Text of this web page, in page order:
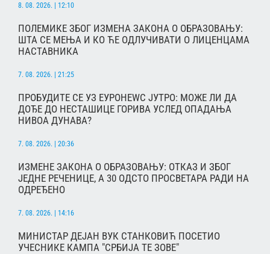
8. 08. 2026. | 12:10
ПОЛЕМИКЕ ЗБОГ ИЗМЕНА ЗАКОНА О ОБРАЗОВАЊУ:
ШТА СЕ МЕЊА И КО ЋЕ ОДЛУЧИВАТИ О ЛИЦЕНЦАМА
НАСТАВНИКА
7. 08. 2026. | 21:25
ПРОБУДИТЕ СЕ УЗ ЕУРОНЕWС ЈУТРО: МОЖЕ ЛИ ДА
ДОЂЕ ДО НЕСТАШИЦЕ ГОРИВА УСЛЕД ОПАДАЊА
НИВОА ДУНАВА?
7. 08. 2026. | 20:36
ИЗМЕНЕ ЗАКОНА О ОБРАЗОВАЊУ: ОТКАЗ И ЗБОГ
ЈЕДНЕ РЕЧЕНИЦЕ, А 30 ОДСТО ПРОСВЕТАРА РАДИ НА
ОДРЕЂЕНО
7. 08. 2026. | 14:16
МИНИСТАР ДЕЈАН ВУК СТАНКОВИЋ ПОСЕТИО
УЧЕСНИКЕ КАМПА "СРБИЈА ТЕ ЗОВЕ"